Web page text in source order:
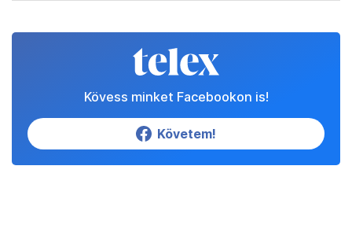
Kövess minket Facebookon is!
Követem!